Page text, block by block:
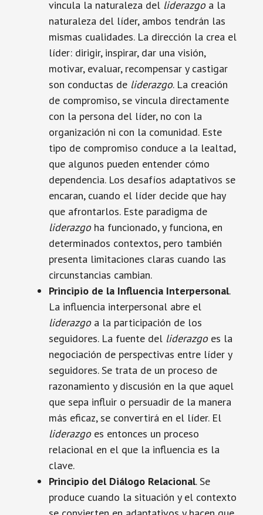
vincula la naturaleza del liderazgoa la
naturaleza del líder, ambos tendrán las
mismas cualidades. La dirección la crea el
líder: dirigir, inspirar, dar una visión,
motivar, evaluar, recompensar y castigar
son conductas de liderazgo. La creación
de compromiso, se vincula directamente
con la persona del líder, no con la
organización ni con la comunidad. Este
tipo de compromiso conduce a la lealtad,
que algunos pueden entender cómo
dependencia. Los desafíos adaptativos se
encaran, cuando el líder decide que hay
que afrontarlos. Este paradigma de
liderazgoha funcionado, y funciona, en
determinados contextos, pero también
presenta limitaciones claras cuando las
circunstancias cambian.
Principio de la Influencia Interpersonal.
La influencia interpersonal abre el
liderazgoa la participación de los
seguidores. La fuente del liderazgoes la
negociación de perspectivas entre líder y
seguidores. Se trata de un proceso de
razonamiento y discusión en la que aquel
que sepa influir o persuadir de la manera
más eficaz, se convertirá en el líder. El
liderazgoes entonces un proceso
relacional en el que la influencia es la
clave.
Principio del Diálogo Relacional. Se
produce cuando la situación y el contexto